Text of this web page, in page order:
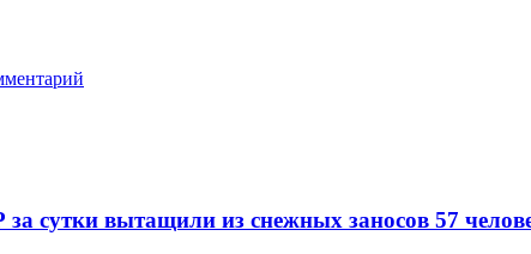
сутки вытащили из снежных заносов 57